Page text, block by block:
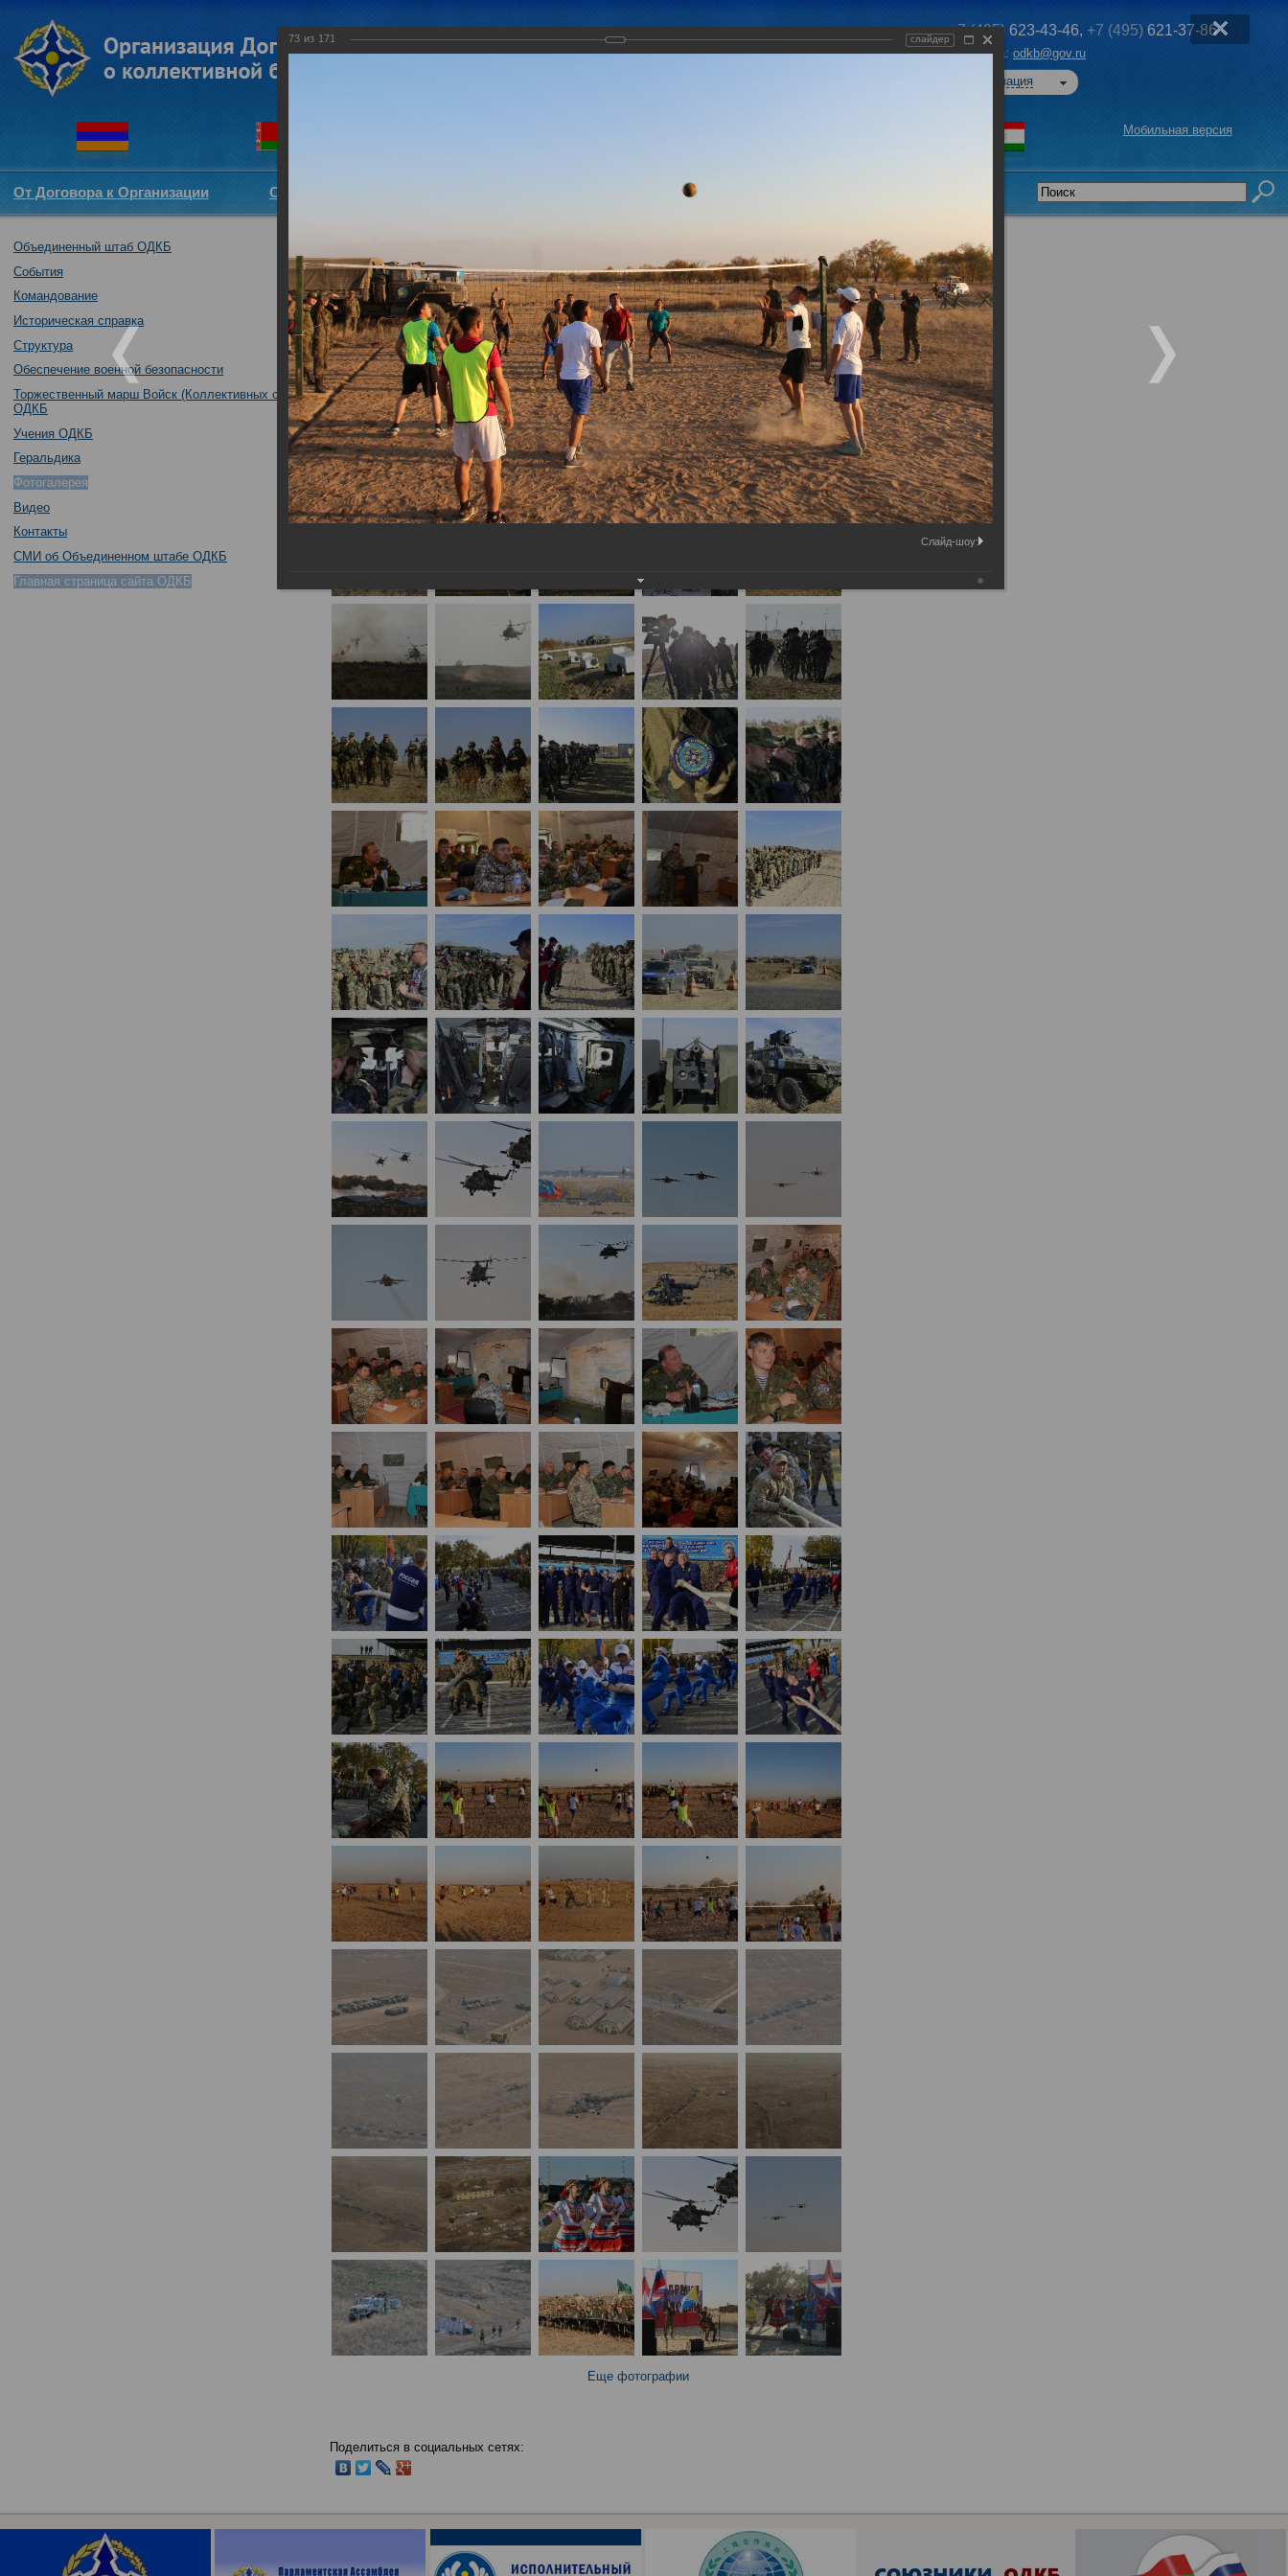
+7 (495) 623-43-46, +7 (495) 621-37-86
Эл. почта: odkb@gov.ru
Авторизация
Мобильная версия
От Договора к Организации Структура ОДКБ Аналитика
Объединенный штаб ОДКБ
События
Командование
Историческая справка
Структура
Обеспечение военной безопасности
Торжественный марш Войск (Коллективных сил)
ОДКБ
Учения ОДКБ
Геральдика
Фотогалерея
Видео
Контакты
СМИ об Объединенном штабе ОДКБ
Главная страница сайта ОДКБ
17.10.2017
Еще фотографии
Поделиться в социальных сетях:
73 из 171 слайдер
Слайд-шоу: